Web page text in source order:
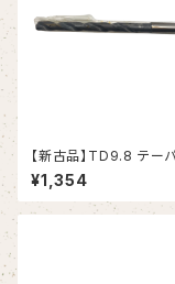
【新古品】TD9.8 テーパーシャ
¥1,354